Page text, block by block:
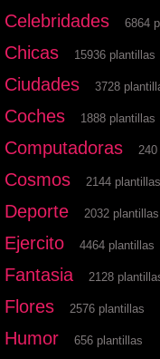
Celebridades 6864
Chicas 15936 plantillas
Ciudades 3728
Coches 1888 plantillas
Computadoras 240
Cosmos 2144 plantillas
Deporte 2032 plantillas
Ejercito 4464 plantillas
Fantasia 2128
Flores 2576 plantillas
Humor 656 plantillas